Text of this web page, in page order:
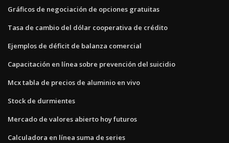
Gráficos de negociación de opciones gratuitas
Tasa de cambio del dólar cooperativa de crédito
Ejemplos de déficit de balanza comercial
Capacitación en línea sobre prevención del suicidio
Mcx tabla de precios de aluminio en vivo
Stock de durmientes
Mercado de valores abierto hoy futuros
Calculadora en línea suma de series